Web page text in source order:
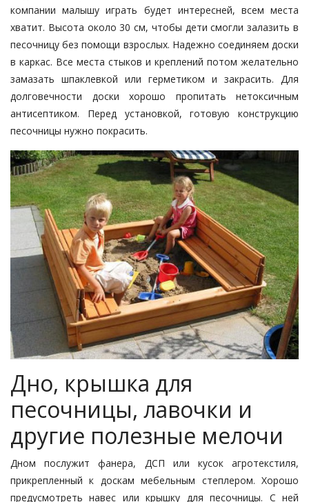
компании малышу играть будет интересней, всем места
хватит. Высота около 30 см, чтобы дети смогли залазить в
песочницу без помощи взрослых. Надежно соединяем доски
в каркас. Все места стыков и креплений потом желательно
замазать шпаклевкой или герметиком и закрасить. Для
долговечности доски хорошо пропитать нетоксичным
антисептиком. Перед установкой, готовую конструкцию
песочницы нужно покрасить.
Дно, крышка для
песочницы, лавочки и
другие полезные мелочи
Дном послужит фанера, ДСП или кусок агротекстиля,
прикрепленный к доскам мебельным степлером. Хорошо
предусмотреть навес или крышку для песочницы. С ней